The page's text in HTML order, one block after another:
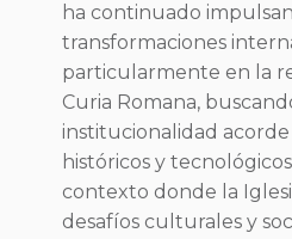
ha continuado
transformaciones
particularmente en la
Curia Romana,
institucionalidad acorde
históricos y
contexto donde la
desafíos culturales y